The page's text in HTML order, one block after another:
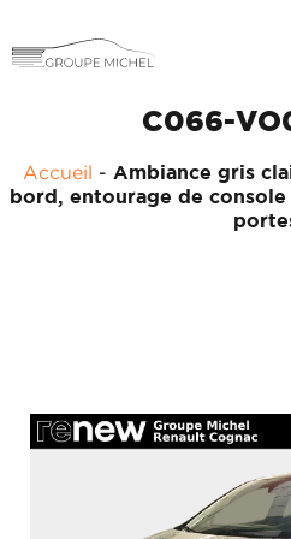
RENAULT
ALPINE
C066-
Accueil - Ambiance gris
bord, entourage de